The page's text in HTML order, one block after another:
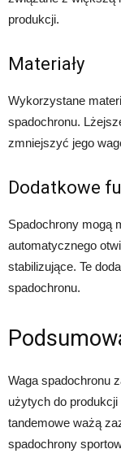
produkcji.
Materiały
Wykorzystane
spadochronu.
zmniejszyć jego
Dodatkowe
Spadochrony mogą
automatycznego
stabilizujące. Te
spadochronu.
Waga spadochronu
użytych do
tandemowe ważą
spadochrony